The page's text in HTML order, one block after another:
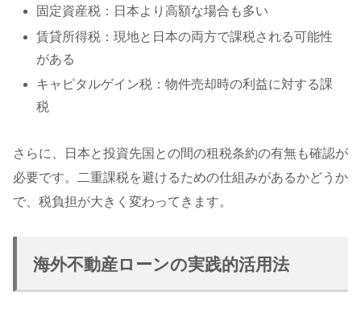
固定資産税：日本より高額な場合も多い
賃貸所得税：現地と日本の両方で課税される可能性
がある
キャピタルゲイン税：物件売却時の利益に対する課
税
さらに、日本と投資先国との間の租税条約の有無も確認が
必要です。二重課税を避けるための仕組みがあるかどうか
で、税負担が大きく変わってきます。
海外不動産ローンの実践的活用法